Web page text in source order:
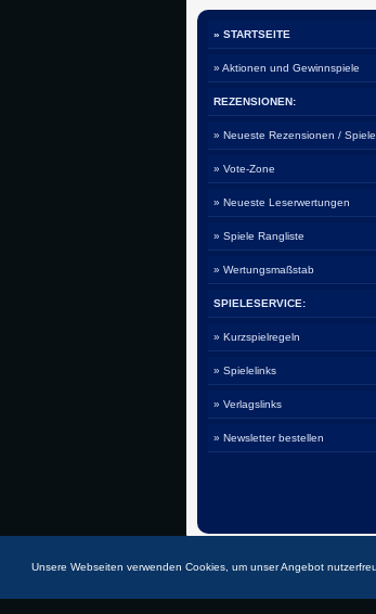
Unsere Webseiten verwenden Cookies, um unser Angebot
» STARTSEITE
» Aktionen und Gewinnspiele
REZENSIONEN:
» Neueste Rezensionen /
» Vote-Zone
» Neueste Leserwertungen
» Spiele Rangliste
» Wertungsmaßstab
SPIELESERVICE:
» Kurzspielregeln
» Spielelinks
» Verlagslinks
» Newsletter bestellen